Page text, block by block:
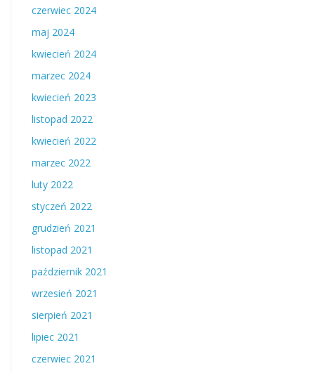
czerwiec 2024
maj 2024
kwiecień 2024
marzec 2024
kwiecień 2023
listopad 2022
kwiecień 2022
marzec 2022
luty 2022
styczeń 2022
grudzień 2021
listopad 2021
październik 2021
wrzesień 2021
sierpień 2021
lipiec 2021
czerwiec 2021